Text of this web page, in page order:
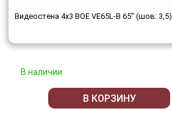
Видеостена 4x3 BOE VE65L-B 65" (шов: 3,5)
В наличии
В КОРЗИНУ